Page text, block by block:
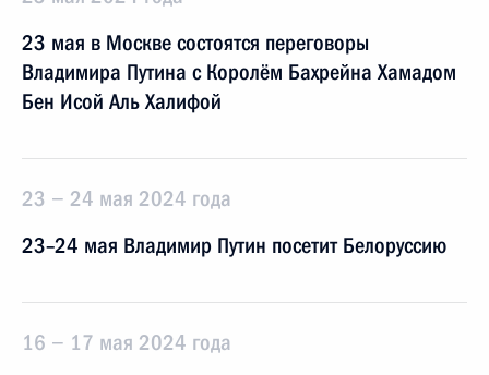
23 мая в Москве состоятся переговоры
Владимира Путина с Королём Бахрейна Хамадом
Бен Исой Аль Халифой
23 − 24 мая 2024 года
23–24 мая Владимир Путин посетит Белоруссию
16 − 17 мая 2024 года